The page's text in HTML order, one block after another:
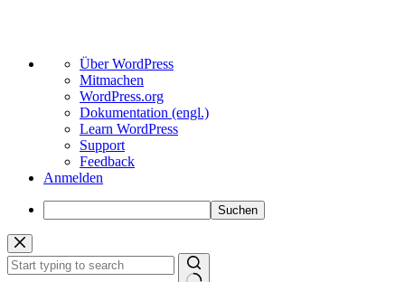
Über
WordPress
Über WordPress
Mitmachen
WordPress.org
Dokumentation (engl.)
Learn WordPress
Support
Feedback
Anmelden
Suchen
Zum
Inhalt
springen